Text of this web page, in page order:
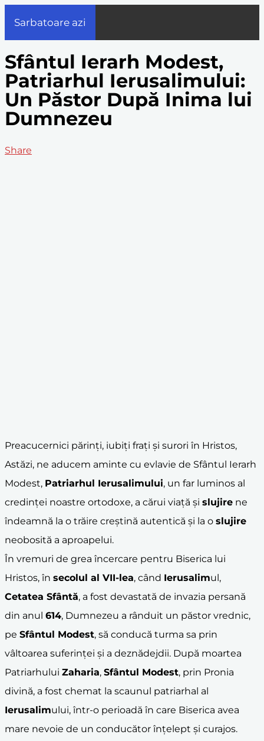
Sarbatoare azi
Sfântul Ierarh Modest,
Patriarhul Ierusalimului:
Un Păstor După Inima lui
Dumnezeu
Share
Preacucernici părinți, iubiți frați și surori în Hristos,
Astăzi, ne aducem aminte cu evlavie de Sfântul Ierarh
Modest, Patriarhul Ierusalimului, un far luminos al
credinței noastre ortodoxe, a cărui viață și slujire ne
îndeamnă la o trăire creștină autentică și la o slujire
neobosită a aproapelui.
În vremuri de grea încercare pentru Biserica lui
Hristos, în secolul al VII-lea, când Ierusalimul,
Cetatea Sfântă, a fost devastată de invazia persană
din anul 614, Dumnezeu a rânduit un păstor vrednic,
pe Sfântul Modest, să conducă turma sa prin
vâltoarea suferinței și a deznădejdii. După moartea
Patriarhului Zaharia, Sfântul Modest, prin Pronia
divină, a fost chemat la scaunul patriarhal al
Ierusalimului, într-o perioadă în care Biserica avea
mare nevoie de un conducător înțelept și curajos.